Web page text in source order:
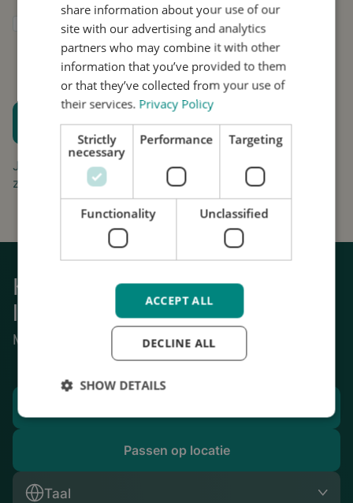
Ik geef Stil toestemming om mijn gegevens
te gebruiken voor onderzoek en
verspreiding, in overeenstemming met het
privacybeleid.*
Plan een proefpassing
Houd me op de hoogte
Jouw aanvraag is gratis en vrijblijvend. Wij gaan
zorgvuldig om met uw gegevens.
Krijg weer grip op het dagelijks
leven
Mechanische stabilisatie van tremor.
Passen op locatie
Taal
share information about your use of our
site with our advertising and analytics
partners who may combine it with other
information that you’ve provided to them
or that they’ve collected from your use of
their services. Privacy Policy
Strictly
necessary
Performance Targeting
Functionality Unclassified
ACCEPT ALL
DECLINE ALL
SHOW DETAILS